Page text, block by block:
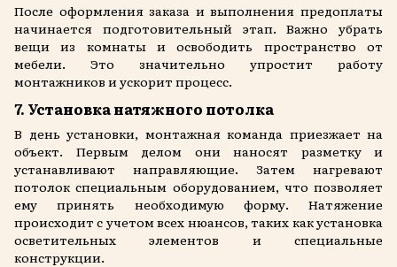
После оформления заказа и выполнения предоплаты
начинается подготовительный этап. Важно убрать
вещи из комнаты и освободить пространство от
мебели. Это значительно упростит работу
монтажников и ускорит процесс.
7. Установка натяжного потолка
В день установки, монтажная команда приезжает на
объект. Первым делом они наносят разметку и
устанавливают направляющие. Затем нагревают
потолок специальным оборудованием, что позволяет
ему принять необходимую форму. Натяжение
происходит с учетом всех нюансов, таких как установка
осветительных элементов и специальные
конструкции.